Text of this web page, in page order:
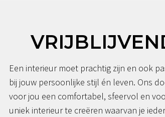
Een interieur moet prachtig zijn en ook
bij jouw persoonlijke stijl én leven. Ons
voor jou een comfortabel, sfeervol en
uniek interieur te creëren waarvan je